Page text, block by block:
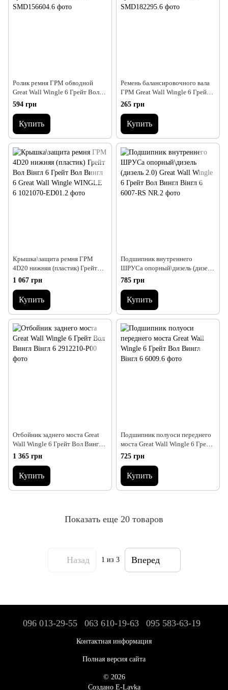
Ролик ремня ГРМ обводной
Great Wall Wingle 6 Грейт Вол
Вингл Вінгл 6
594 грн
Купить
Ремень балансировочного вала
ГРМ Great Wall Wingle 6 Грейт
Вол Вингл Вінгл 6
265 грн
Купить
Крышка\защита ремня ГРМ
4D20 нижняя (пластик) Грейт
Вол Вінгл 6 Грейт Вол Вингл 6
Great Wall Wingle WINGLE 6
1 067 грн
Купить
Подшипник внутреннего
ШРУСа опорный\дизель (дизель
2.0) Great Wall Wingle 6 Грейт
Вол Вингл Вінгл 6
785 грн
Купить
Отбойник заднего моста Great
Wall Wingle 6 Грейт Вол Вингл
Вінгл 6
1 365 грн
Купить
Подшипник полуоси переднего
моста Great Wall Wingle 6 Грейт
Вол Вингл Вінгл 6
725 грн
Купить
Показать еще 20 товаров
Назад 1 из 3 Вперед
096 013-29-55 063 610-19-63 095 583-63-19
Контактная информация
Полная версия сайта
© 2026
Создано E-Lavka